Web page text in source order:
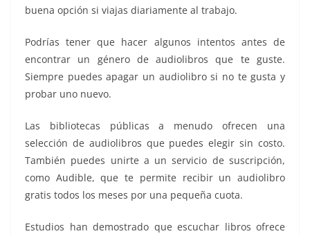
buena opción si viajas diariamente al trabajo.
Podrías tener que hacer algunos intentos antes de
encontrar un género de audiolibros que te guste.
Siempre puedes apagar un audiolibro si no te gusta y
probar uno nuevo.
Las bibliotecas públicas a menudo ofrecen una
selección de audiolibros que puedes elegir sin costo.
También puedes unirte a un servicio de suscripción,
como Audible, que te permite recibir un audiolibro
gratis todos los meses por una pequeña cuota.
Estudios han demostrado que escuchar libros ofrece